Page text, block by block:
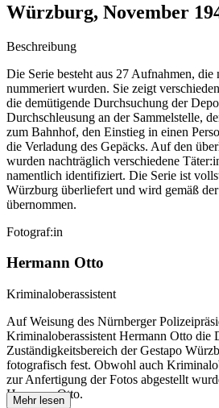
Würzburg, November
Beschreibung
Die Serie besteht aus 27 Aufnahmen, die
nummeriert wurden. Sie zeigt
die demütigende Durchsuchung der
Durchschleusung an der Sammelstelle,
zum Bahnhof, den Einstieg in einen
die Verladung des Gepäcks. Auf den
wurden nachträglich verschiedene
namentlich identifiziert. Die Serie ist
Würzburg überliefert und wird gemäß
übernommen.
Fotograf:in
Hermann Otto
Kriminaloberassistent
Auf Weisung des Nürnberger
Kriminaloberassistent Hermann Otto die
Zuständigkeitsbereich der Gestapo
fotografisch fest. Obwohl auch
zur Anfertigung der Fotos abgestellt
Hermann Otto.
Mehr lesen